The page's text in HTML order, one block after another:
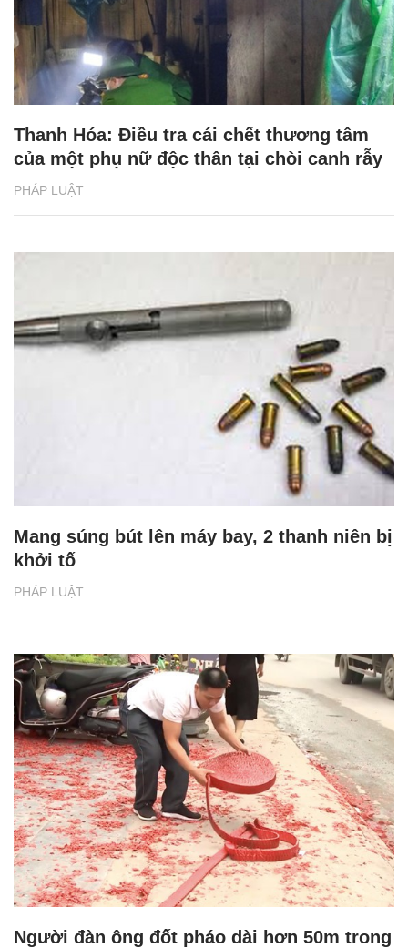
PHÁP LUẬT
Thanh Hóa: Điều tra cái chết thương tâm
của một phụ nữ độc thân tại chòi canh rẫy
PHÁP LUẬT
Mang súng bút lên máy bay, 2 thanh niên bị
khởi tố
Người đàn ông đốt pháo dài hơn 50m trong